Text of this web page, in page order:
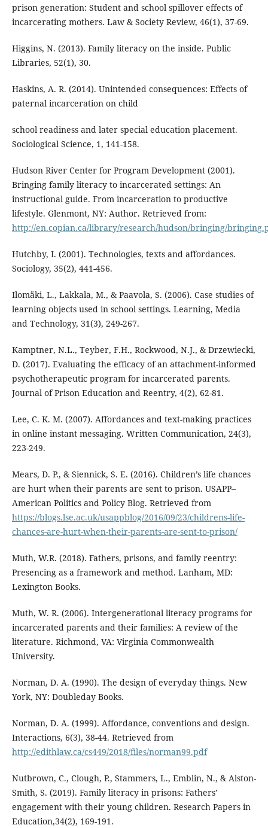
prison generation: Student and school spillover effects of
incarcerating mothers. Law & Society Review, 46(1), 37-69.
Higgins, N. (2013). Family literacy on the inside. Public
Libraries, 52(1), 30.
Haskins, A. R. (2014). Unintended consequences: Effects of
paternal incarceration on child
school readiness and later special education placement.
Sociological Science, 1, 141-158.
Hudson River Center for Program Development (2001).
Bringing family literacy to incarcerated settings: An
instructional guide. From incarceration to productive
lifestyle. Glenmont, NY: Author. Retrieved from:
http://en.copian.ca/library/research/hudson/bringing/
Hutchby, I. (2001). Technologies, texts and affordances.
Sociology, 35(2), 441-456.
Ilomäki, L., Lakkala, M., & Paavola, S. (2006). Case studies of
learning objects used in school settings. Learning, Media
and Technology, 31(3), 249-267.
Kamptner, N.L., Teyber, F.H., Rockwood, N.J., & Drzewiecki,
D. (2017). Evaluating the efficacy of an attachment-informed
psychotherapeutic program for incarcerated parents.
Journal of Prison Education and Reentry, 4(2), 62-81.
Lee, C. K. M. (2007). Affordances and text-making practices
in online instant messaging. Written Communication, 24(3),
223-249.
Mears, D. P., & Siennick, S. E. (2016). Children’s life chances
are hurt when their parents are sent to prison. USAPP–
American Politics and Policy Blog. Retrieved from
https://blogs.lse.ac.uk/usappblog/2016/09/23/childrens-life-
chances-are-hurt-when-their-parents-are-sent-to-prison/
Muth, W.R. (2018). Fathers, prisons, and family reentry:
Presencing as a framework and method. Lanham, MD:
Lexington Books.
Muth, W. R. (2006). Intergenerational literacy programs for
incarcerated parents and their families: A review of the
literature. Richmond, VA: Virginia Commonwealth
University.
Norman, D. A. (1990). The design of everyday things. New
York, NY: Doubleday Books.
Norman, D. A. (1999). Affordance, conventions and design.
Interactions, 6(3), 38-44. Retrieved from
http://edithlaw.ca/cs449/2018/files/norman99.pdf
Nutbrown, C., Clough, P., Stammers, L., Emblin, N., & Alston-
Smith, S. (2019). Family literacy in prisons: Fathers’
engagement with their young children. Research Papers in
Education,34(2), 169-191.